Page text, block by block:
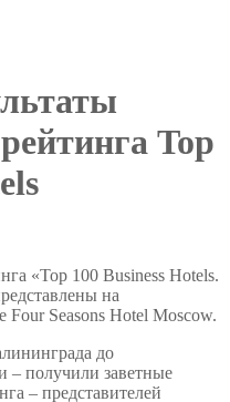
Top
«Top 100 Business Hotels.
на
Four Seasons Hotel Moscow.
до
– получили заветные
– представителей